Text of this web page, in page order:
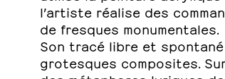
l’artiste réalise des
de fresques monumentales.
Son tracé libre et
grotesques composites.